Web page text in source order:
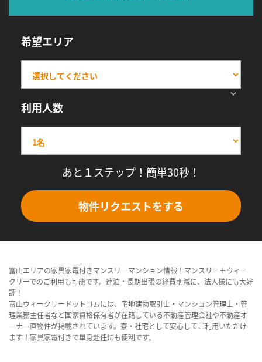
希望エリア
利用人数
あと１ステップ！簡単30秒！
物件リクエストをする
富山エリアの家具家電付きマンスリーマンション情報！マンスリー＋ウィー
クリーでのご利用も可能です。連泊・長期出張の経費削減に、法人様にも大好
評！
富山ウィークリードットコムには、宅地建物取引士・マンション管理士・管
理業務主任者など国家資格保有者が在籍している不動産管理会社や不動産オ
ーナー直物件が掲載されています。寮・社宅として安心してご利用いただけ
ます！家具家電付きで単身赴任にも便利です。